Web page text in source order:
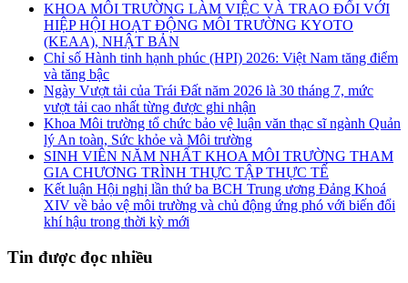
KHOA MÔI TRƯỜNG LÀM VIỆC VÀ TRAO ĐỔI VỚI
HIỆP HỘI HOẠT ĐỘNG MÔI TRƯỜNG KYOTO
(KEAA), NHẬT BẢN
Chỉ số Hành tinh hạnh phúc (HPI) 2026: Việt Nam tăng điểm
và tăng bậc
Ngày Vượt tải của Trái Đất năm 2026 là 30 tháng 7, mức
vượt tải cao nhất từng được ghi nhận
Khoa Môi trường tổ chức bảo vệ luận văn thạc sĩ ngành Quản
lý An toàn, Sức khỏe và Môi trường
SINH VIÊN NĂM NHẤT KHOA MÔI TRƯỜNG THAM
GIA CHƯƠNG TRÌNH THỰC TẬP THỰC TẾ
Kết luận Hội nghị lần thứ ba BCH Trung ương Đảng Khoá
XIV về bảo vệ môi trường và chủ động ứng phó với biến đổi
khí hậu trong thời kỳ mới
Tin được đọc nhiều